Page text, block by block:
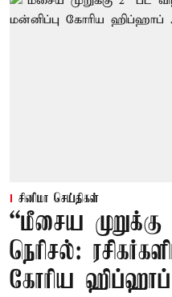
சினிமா செய்திகள்
“மீசைய
நெரிசல்:
கோரிய